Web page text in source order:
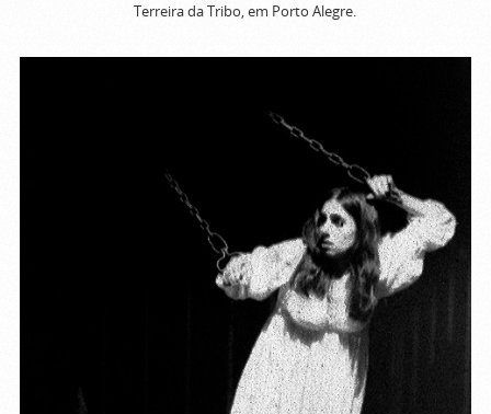
Terreira da Tribo, em Porto Alegre.